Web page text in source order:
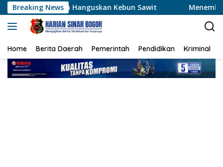
Langsung
ke
konten
Breaking NewsKebun Sawit Menembus Hamparan
Home Berita Daerah Pemerintah Pendidikan Kriminal